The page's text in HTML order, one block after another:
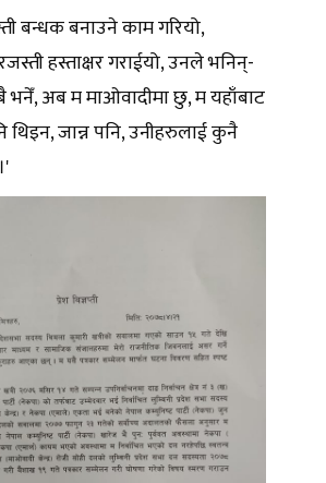
बन्धक बनाउने काम गरियो,
हस्ताक्षर गराईयो, उनले भनिन्-
अब म माओवादीमा छु, म यहाँबाट
थिइन, जान्न पनि, उनीहरुलाई कुनै